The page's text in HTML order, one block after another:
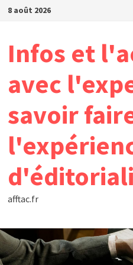
Passer
8 août 2026
Infos et
avec
savoir
afftac.fr